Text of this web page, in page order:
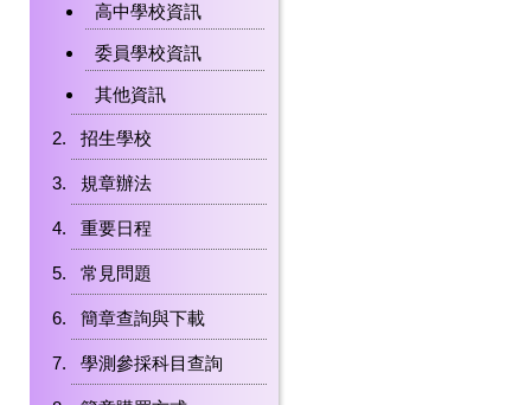
高中學校資訊
委員學校資訊
其他資訊
招生學校
規章辦法
重要日程
常見問題
簡章查詢與下載
學測參採科目查詢